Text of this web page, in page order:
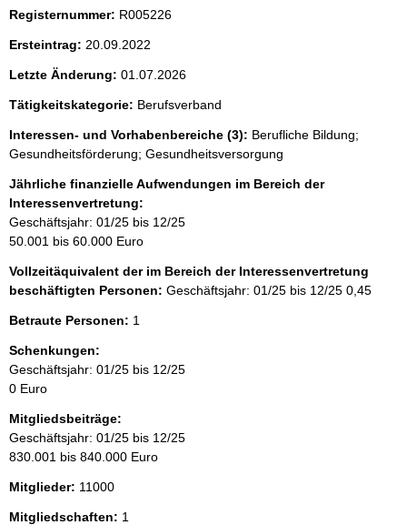
Registernummer: R005226
Ersteintrag: 20.09.2022
Letzte Änderung: 01.07.2026
Tätigkeitskategorie: Berufsverband
Interessen- und Vorhabenbereiche (3): Berufliche Bildung;
Gesundheitsförderung; Gesundheitsversorgung
Jährliche finanzielle Aufwendungen im Bereich der
Interessenvertretung:
Geschäftsjahr: 01/25 bis 12/25
50.001 bis 60.000 Euro
Vollzeitäquivalent der im Bereich der Interessenvertretung
beschäftigten Personen: Geschäftsjahr: 01/25 bis 12/25 0,45
Betraute Personen: 1
Schenkungen:
Geschäftsjahr: 01/25 bis 12/25
0 Euro
Mitgliedsbeiträge:
Geschäftsjahr: 01/25 bis 12/25
830.001 bis 840.000 Euro
Mitglieder: 11000
Mitgliedschaften: 1